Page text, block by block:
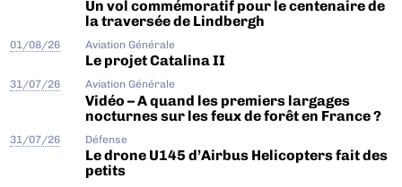
Un vol commémoratif pour le centenaire de
la traversée de Lindbergh
01/08/26 Aviation Générale
Le projet Catalina II
31/07/26 Aviation Générale
Vidéo – A quand les premiers largages
nocturnes sur les feux de forêt en France ?
31/07/26 Défense
Le drone U145 d’Airbus Helicopters fait des
petits